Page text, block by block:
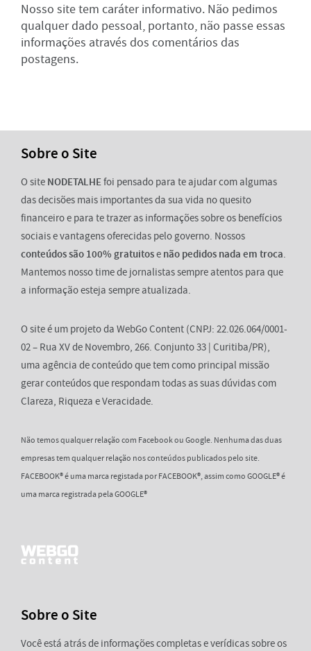
Nosso site tem caráter informativo. Não pedimos
qualquer dado pessoal, portanto, não passe essas
informações através dos comentários das
postagens.
Sobre o Site
O site NODETALHEfoi pensado para te ajudar com algumas
das decisões mais importantes da sua vida no quesito
financeiro e para te trazer as informações sobre os benefícios
sociais e vantagens oferecidas pelo governo. Nossos
conteúdos são 100% gratuitose não pedidos nada em troca.
Mantemos nosso time de jornalistas sempre atentos para que
a informação esteja sempre atualizada.
O site é um projeto da WebGo Content (CNPJ: 22.026.064/0001-
02 – Rua XV de Novembro, 266. Conjunto 33 | Curitiba/PR),
uma agência de conteúdo que tem como principal missão
gerar conteúdos que respondam todas as suas dúvidas com
Clareza, Riqueza e Veracidade.
Não temos qualquer relação com Facebook ou Google. Nenhuma das duas
empresas tem qualquer relação nos conteúdos publicados pelo site.
FACEBOOK® é uma marca registada por FACEBOOK®, assim como GOOGLE® é
uma marca registrada pela GOOGLE®
Sobre o Site
Você está atrás de informações completas e verídicas sobre os